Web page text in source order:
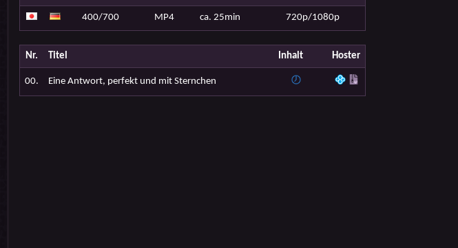
400/700 MP4 ca. 25min 720p/1080p
Nr. Titel Inhalt Hoster
00. Eine Antwort, perfekt und mit Sternchen